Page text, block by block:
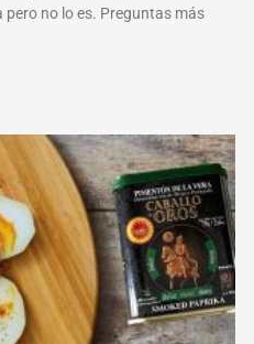
pero no lo es. Preguntas más